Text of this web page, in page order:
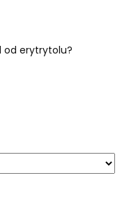
od erytrytolu?